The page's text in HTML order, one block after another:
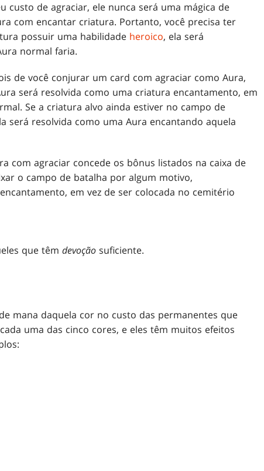
custo de agraciar, ele nunca será uma mágica de
com encantar criatura. Portanto, você precisa ter
possuir uma habilidade heroico, ela será
normal faria.
de você conjurar um card com agraciar como Aura,
será resolvida como uma criatura encantamento, em
Se a criatura alvo ainda estiver no campo de
será resolvida como uma Aura encantando aquela
com agraciar concede os bônus listados na caixa de
o campo de batalha por algum motivo,
em vez de ser colocada no cemitério
que têm devoção suficiente.
mana daquela cor no custo das permanentes que
uma das cinco cores, e eles têm muitos efeitos